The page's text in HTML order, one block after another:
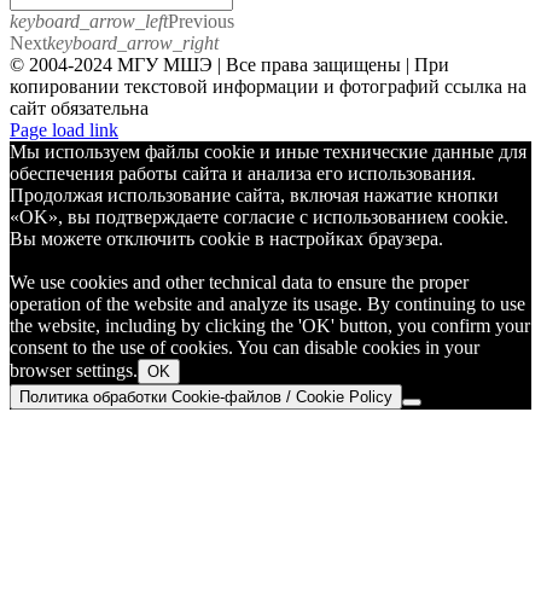
keyboard_arrow_leftPrevious
Nextkeyboard_arrow_right
© 2004-2024 МГУ МШЭ | Все права защищены | При
копировании текстовой информации и фотографий ссылка на
сайт обязательна
Telegram
Page load link
Мы используем файлы cookie и иные технические данные для
обеспечения работы сайта и анализа его использования.
Продолжая использование сайта, включая нажатие кнопки
«OK», вы подтверждаете согласие с использованием cookie.
Вы можете отключить cookie в настройках браузера.
We use cookies and other technical data to ensure the proper
operation of the website and analyze its usage. By continuing to use
the website, including by clicking the 'OK' button, you confirm your
consent to the use of cookies. You can disable cookies in your
browser settings. OK
Политика обработки Cookie-файлов / Cookie Policy